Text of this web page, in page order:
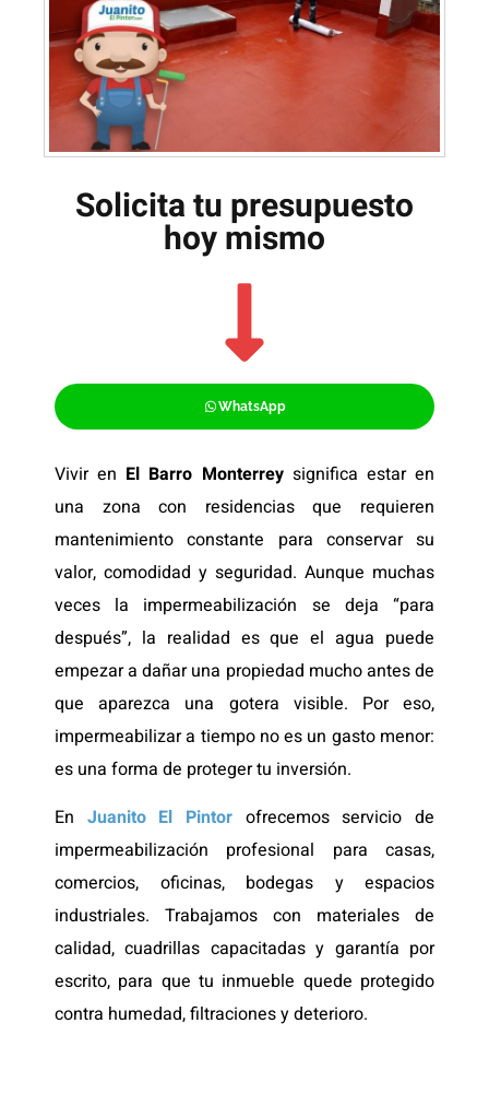
Solicita tu presupuesto
hoy mismo
WhatsApp
Vivir en El Barro Monterreysignifica estar en
una zona con residencias que requieren
mantenimiento constante para conservar su
valor, comodidad y seguridad. Aunque muchas
veces la impermeabilización se deja “para
después”, la realidad es que el agua puede
empezar a dañar una propiedad mucho antes de
que aparezca una gotera visible. Por eso,
impermeabilizar a tiempo no es un gasto menor:
es una forma de proteger tu inversión.
En Juanito El Pintor ofrecemos servicio de
impermeabilización profesional para casas,
comercios, oficinas, bodegas y espacios
industriales. Trabajamos con materiales de
calidad, cuadrillas capacitadas y garantía por
escrito, para que tu inmueble quede protegido
contra humedad, filtraciones y deterioro.